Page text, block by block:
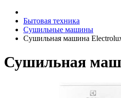
Бытовая техника
Сушильные машины
Сушильная машина
Сушильная